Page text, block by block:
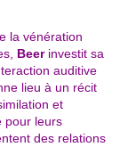
la vénération
Beer investit sa
auditive
lieu à un récit
et
pour leurs
des relations